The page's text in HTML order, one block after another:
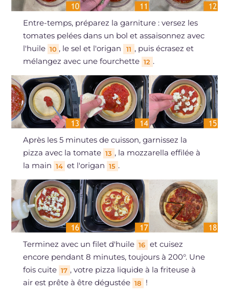
Entre-temps, préparez la garniture : versez les
tomates pelées dans un bol et assaisonnez avec
l'huile 10 , le sel et l'origan 11 , puis écrasez et
mélangez avec une fourchette 12 .
Après les 5 minutes de cuisson, garnissez la
pizza avec la tomate 13 , la mozzarella effilée à
la main 14 et l'origan 15 .
Terminez avec un filet d'huile 16 et cuisez
encore pendant 8 minutes, toujours à 200°. Une
fois cuite 17 , votre pizza liquide à la friteuse à
air est prête à être dégustée 18 !